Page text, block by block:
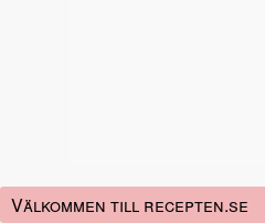
Välkommen till recepten.se